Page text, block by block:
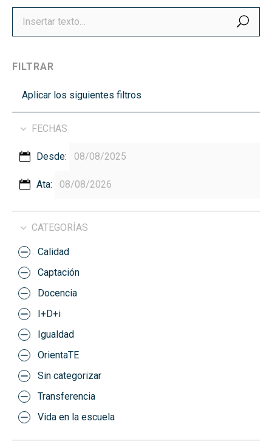
FILTRAR
Aplicar los siguientes filtros
FECHAS
Desde:
Ata:
CATEGORÍAS
Calidad
Captación
Docencia
I+D+i
Igualdad
OrientaTE
Sin categorizar
Transferencia
Vida en la escuela